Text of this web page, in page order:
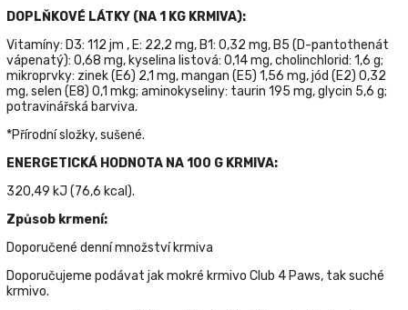
DOPLŇKOVÉ LÁTKY (NA 1 KG KRMIVA):
Vitamíny: D3: 112 jm , Е: 22,2 mg, В1: 0,32 mg, В5 (D-pantothenát
vápenatý): 0,68 mg, kyselina listová: 0,14 mg, cholinchlorid: 1,6 g;
mikroprvky: zinek (E6) 2,1 mg, mangan (Е5) 1,56 mg, jód (Е2) 0,32
mg, selen (Е8) 0,1 mkg; aminokyseliny: taurin 195 mg, glycin 5,6 g;
potravinářská barviva.
*Přírodní složky, sušené.
ENERGETICKÁ HODNOTA NA 100 G KRMIVA:
320,49 kJ (76,6 kcal).
Způsob krmení:
Doporučené denní množství krmiva
Doporučujeme podávat jak mokré krmivo Club 4 Paws, tak suché
krmivo.